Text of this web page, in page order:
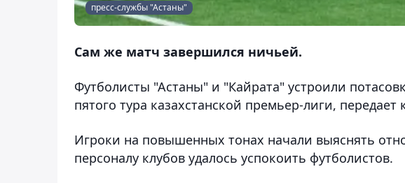
пресс-службы "Астаны"
Сам же матч завершился ничьей.
Футболисты "Астаны" и "Кайрата" устроили
пятого тура казахстанской премьер-лиги, передает
Игроки на повышенных тонах начали выяснять
персоналу клубов удалось успокоить футболистов.